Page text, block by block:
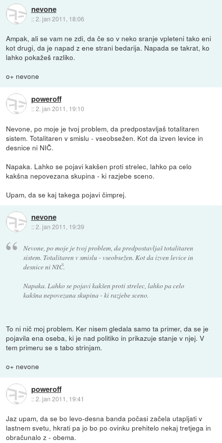
nevone
::2. jan 2011, 18:06
Ampak, ali se vam ne zdi, da če so v neko sranje vpleteni tako eni
kot drugi, da je napad z ene strani bedarija. Napada se takrat, ko
lahko pokažeš razliko.
o+ nevone
poweroff
::2. jan 2011, 19:10
Nevone, po moje je tvoj problem, da predpostavljaš totalitaren
sistem. Totalitaren v smislu - vseobsežen. Kot da izven levice in
desnice ni NIČ.
Napaka. Lahko se pojavi kakšen proti strelec, lahko pa celo
kakšna nepovezana skupina - ki razjebe sceno.
Upam, da se kaj takega pojavi čimprej.
nevone
::2. jan 2011, 19:39
Nevone, po moje je tvoj problem, da predpostavljaš totalitaren
sistem. Totalitaren v smislu - vseobsežen. Kot da izven levice in
desnice ni NIČ.
Napaka. Lahko se pojavi kakšen proti strelec, lahko pa celo
kakšna nepovezana skupina - ki razjebe sceno.
To ni nič moj problem. Ker nisem gledala samo ta primer, da se je
pojavila ena oseba, ki je nad politiko in prikazuje stanje v njej. V
tem primeru se s tabo strinjam.
o+ nevone
poweroff
::2. jan 2011, 19:41
Jaz upam, da se bo levo-desna banda počasi začela utapljati v
lastnem svetu, hkrati pa jo bo po ovinku prehitelo nekaj tretjega in
obračunalo z - obema.